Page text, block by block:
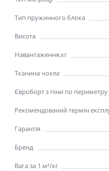
Тип пружинного блока
Висота
Навантаження,кг
Тканина чохла
Євроборт з піни по периметру
Рекомендований термін
Гарантія
Бренд
Вага за 1 м²/кг